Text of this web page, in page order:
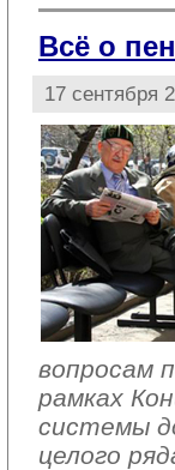
Всё о
17 сентября
вопросам
рамках
системы
целого